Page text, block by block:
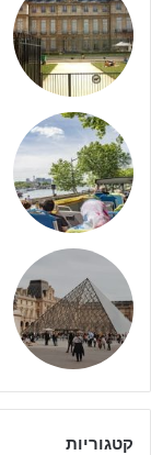
ת
קטגוריות